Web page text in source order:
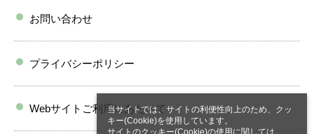
当サイトでは、サイトの利便性向上のため、クッ
キー(Cookie)を使用しています。
サイトのクッキー(Cookie)の使用に関しては、
お問い合わせ
プライバシーポリシー
Webサイトご利用にあたって